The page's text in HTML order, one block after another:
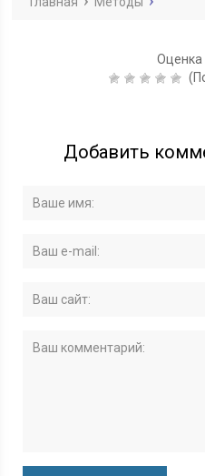
Оценка
Добавить